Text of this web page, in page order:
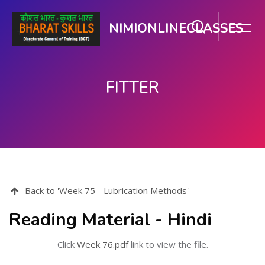
NIMIONLINECLASSES
FITTER
Back to 'Week 75 - Lubrication Methods'
Reading Material - Hindi
Click Week 76.pdflink to view the file.